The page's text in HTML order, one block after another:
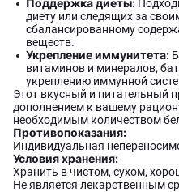
Поддержка диеты:
диету или следящих за
сбалансированному
веществ.
Укрепление иммунитета:
витаминов и минералов,
укреплению иммунной
Этот вкусный и питательный
дополнением к вашему
необходимым количеством
Противопоказания:
Индивидуальная
Условия хранения:
Хранить в чистом, сухом,
Не является лекарственным